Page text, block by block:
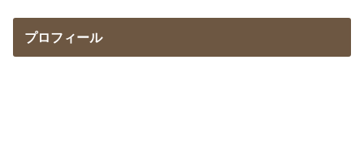
プロフィール